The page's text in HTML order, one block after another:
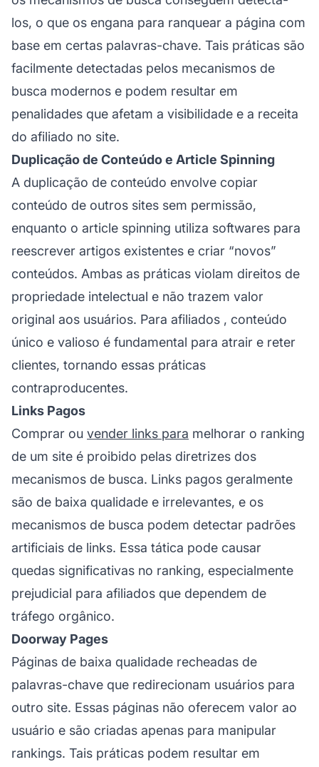
los, o que os engana para ranquear a página com
base em certas palavras-chave. Tais práticas são
facilmente detectadas pelos mecanismos de
busca modernos e podem resultar em
penalidades que afetam a visibilidade e a receita
do afiliado no site.
Duplicação de Conteúdo e Article Spinning
A duplicação de conteúdo envolve copiar
conteúdo de outros sites sem permissão,
enquanto o article spinning utiliza softwares para
reescrever artigos existentes e criar “novos”
conteúdos. Ambas as práticas violam direitos de
propriedade intelectual e não trazem valor
original aos usuários. Para afiliados , conteúdo
único e valioso é fundamental para atrair e reter
clientes, tornando essas práticas
contraproducentes.
Links Pagos
Comprar ou vender links para melhorar o ranking
de um site é proibido pelas diretrizes dos
mecanismos de busca. Links pagos geralmente
são de baixa qualidade e irrelevantes, e os
mecanismos de busca podem detectar padrões
artificiais de links. Essa tática pode causar
quedas significativas no ranking, especialmente
prejudicial para afiliados que dependem de
tráfego orgânico.
Doorway Pages
Páginas de baixa qualidade recheadas de
palavras-chave que redirecionam usuários para
outro site. Essas páginas não oferecem valor ao
usuário e são criadas apenas para manipular
rankings. Tais práticas podem resultar em